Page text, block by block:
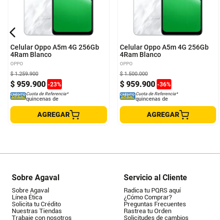
Celular Oppo A5m 4G 256Gb
4Ram Blanco
OPPO
$ 959.900 -23%
$ 1.259.900
Cuota de Referencia*
quincenas de
AGREGAR
Celular Oppo A5m 4G 256Gb
4Ram Blanco
OPPO
$ 959.900 -36%
$ 1.500.000
Cuota de Referencia*
quincenas de
AGREGAR
Sobre Agaval
Sobre Agaval
Línea Ética
Solicita tu Crédito
Nuestras Tiendas
Trabaje con nosotros
Servicio al Cliente
Radica tu PQRS aquí
¿Cómo Comprar?
Preguntas Frecuentes
Rastrea tu Orden
Solicitudes de cambios